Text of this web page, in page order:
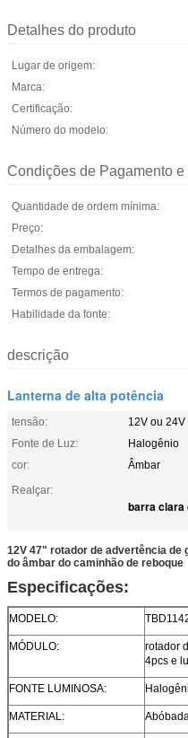
Detalhes do produto
Lugar de origem:
Marca:
Certificação:
Número do modelo:
Condições de Pagamento e
Quantidade de ordem mínima:
Preço:
Detalhes da embalagem:
Tempo de entrega:
Termos de pagamento:
Habilidade da fonte:
descrição
Lanterna de alta potência
tensão:
12V ou 24V
Fonte de Luz:
Halogênio
cor:
Âmbar
Realçar:
barra clara
12V 47" rotador de advertência de
do âmbar do caminhão de reboque
Especificações:
MODELO:
MÓDULO:
rotador
4pcs e
FONTE LUMINOSA:
MATERIAL: